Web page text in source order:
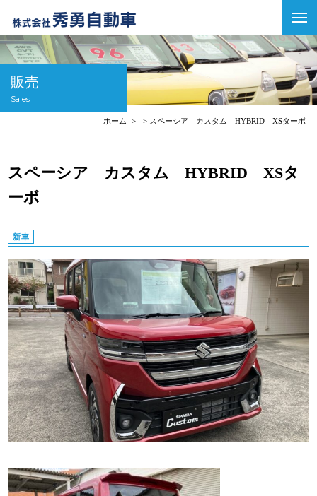
販売
Sales
ホーム スペーシア カスタム HYBRID XSターボ
スペーシア カスタム HYBRID XSタ
ーボ
新車